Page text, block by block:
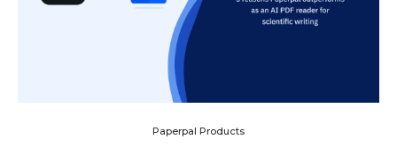
Paperpal Products